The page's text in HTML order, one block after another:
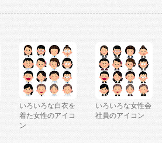
いろいろな白衣を
着た女性のアイコ
ン
いろいろな女性会
社員のアイコン